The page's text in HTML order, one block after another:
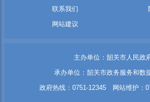
联系我们
网站建议
主办单位：韶关市人民政
承办单位：韶关市政务服务和数
政府热线：0751-12345 网站维护：